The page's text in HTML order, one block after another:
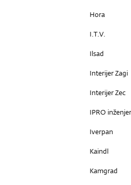
Hora
I.T.V.
Ilsad
Interijer Zagi
Interijer Zec
IPRO
Iverpan
Kaindl
Kamgrad